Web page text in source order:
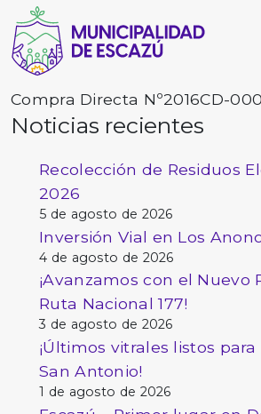
Compra Directa Nº2016CD-
Noticias recientes
Recolección de Residuos
2026
5 de agosto de 2026
Inversión Vial en Los
4 de agosto de 2026
¡Avanzamos con el Nuevo
Ruta Nacional 177!
3 de agosto de 2026
¡Últimos vitrales listos
San Antonio!
1 de agosto de 2026